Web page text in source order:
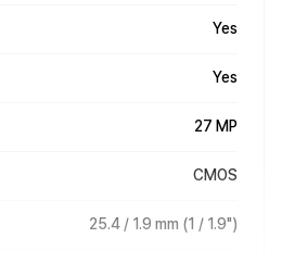
Yes
Yes
27 MP
CMOS
25.4 / 1.9 mm (1 / 1.9")